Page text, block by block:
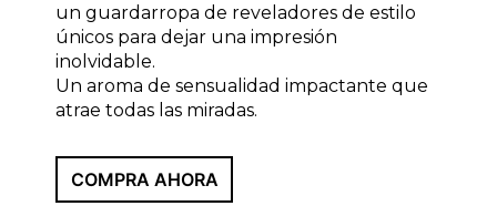
un guardarropa de reveladores de estilo
únicos para dejar una impresión
inolvidable.
Un aroma de sensualidad impactante que
atrae todas las miradas.
COMPRA AHORA